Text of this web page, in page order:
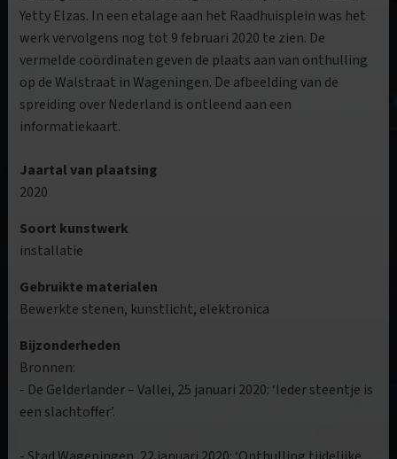
Yetty Elzas. In een etalage aan het Raadhuisplein was het
werk vervolgens nog tot 9 februari 2020 te zien. De
vermelde coördinaten geven de plaats aan van onthulling
op de Walstraat in Wageningen. De afbeelding van de
spreiding over Nederland is ontleend aan een
informatiekaart.
Jaartal van plaatsing
2020
Soort kunstwerk
installatie
Gebruikte materialen
Bewerkte stenen, kunstlicht, elektronica
Bijzonderheden
Bronnen:
- De Gelderlander – Vallei, 25 januari 2020: ‘Ieder steentje is
een slachtoffer’.